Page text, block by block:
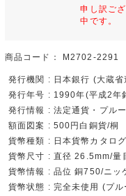
申し訳ご
中です。
商品コード： M2702-2291
発行機関 : 日本銀行 (大蔵省
発行年号 : 1990年(平成2年
発行情報 : 法定通貨・プル
額面図案 : 500円白銅貨/桐
貨幣種類 : 日本貨幣カタロ
貨幣尺寸 : 直径 26.5mm/量
貨幣情報 : 品位 銅750/ニッ
貨幣状態 : 完全未使用 (プル